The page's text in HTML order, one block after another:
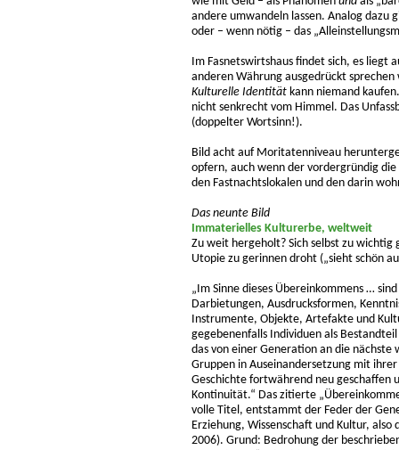
andere umwandeln lassen. Analog dazu
oder – wenn nötig – das
Im Fasnetswirtshaus findet sich, es liegt
anderen Währung ausgedrückt
Kulturelle Identität kann niemand
nicht senkrecht vom Himmel. Das
(doppelter Wortsinn!).
Bild acht auf Moritatenniveau
opfern, auch wenn der vordergründig
den Fastnachtslokalen und den darin
Das neunte Bild
Immaterielles Kulturerbe, weltweit
Zu weit hergeholt? Sich selbst zu
Utopie zu gerinnen droht („sieht schön
„Im Sinne dieses Übereinkommens …
Darbietungen, Ausdrucksformen,
Instrumente, Objekte, Artefakte und
gegebenenfalls Individuen als
das von einer Generation an die
Gruppen in Auseinandersetzung mit
Geschichte fortwährend neu
Kontinuität.“ Das zitierte
volle Titel, entstammt der Feder der
Erziehung, Wissenschaft und Kultur,
2006). Grund: Bedrohung der